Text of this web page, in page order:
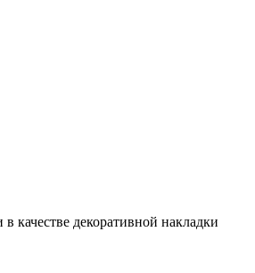
качестве декоративной накладки